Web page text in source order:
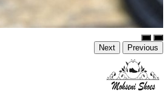
Previous
Next